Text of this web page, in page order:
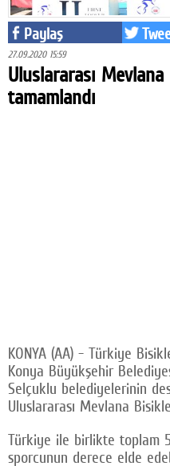
Paylaş
27.09.2020 15:59
Uluslararası
tamamlandı
KONYA (AA) - Türkiye
Konya Büyükşehir
Selçuklu belediyelerinin
Uluslararası Mevlana
Türkiye ile birlikte toplam 5
sporcunun derece elde